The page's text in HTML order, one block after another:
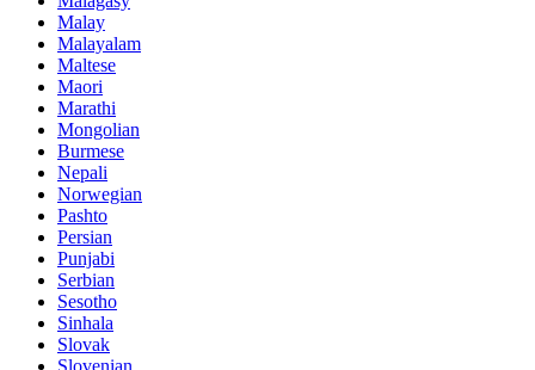
Malay
Malayalam
Maltese
Maori
Marathi
Mongolian
Burmese
Nepali
Norwegian
Pashto
Persian
Punjabi
Serbian
Sesotho
Sinhala
Slovak